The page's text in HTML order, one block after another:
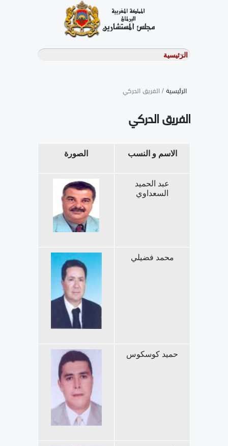
الرئيسية/ الفريق الحركي
الفريق الحركي
الاسم و النسب الصورة
عبد الحميد
السعداوي
محمد فضيلي
حميد كوسكوس